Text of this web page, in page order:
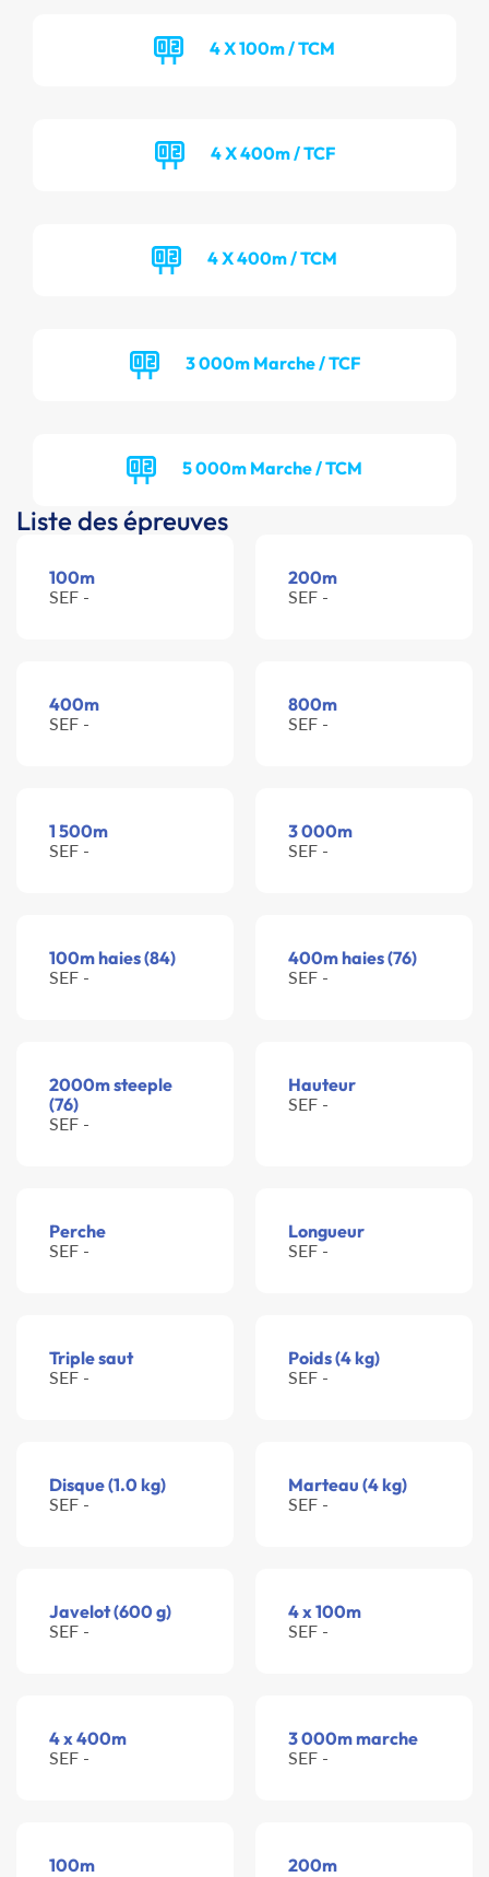
4 X 100m / TCM
4 X 400m / TCF
4 X 400m / TCM
3 000m Marche / TCF
5 000m Marche / TCM
Liste des épreuves
100m
SEF -
200m
SEF -
400m
SEF -
800m
SEF -
1 500m
SEF -
3 000m
SEF -
100m haies (84)
SEF -
400m haies (76)
SEF -
2000m steeple
(76)
SEF -
Hauteur
SEF -
Perche
SEF -
Longueur
SEF -
Triple saut
SEF -
Poids (4 kg)
SEF -
Disque (1.0 kg)
SEF -
Marteau (4 kg)
SEF -
Javelot (600 g)
SEF -
4 x 100m
SEF -
4 x 400m
SEF -
3 000m marche
SEF -
100m 200m